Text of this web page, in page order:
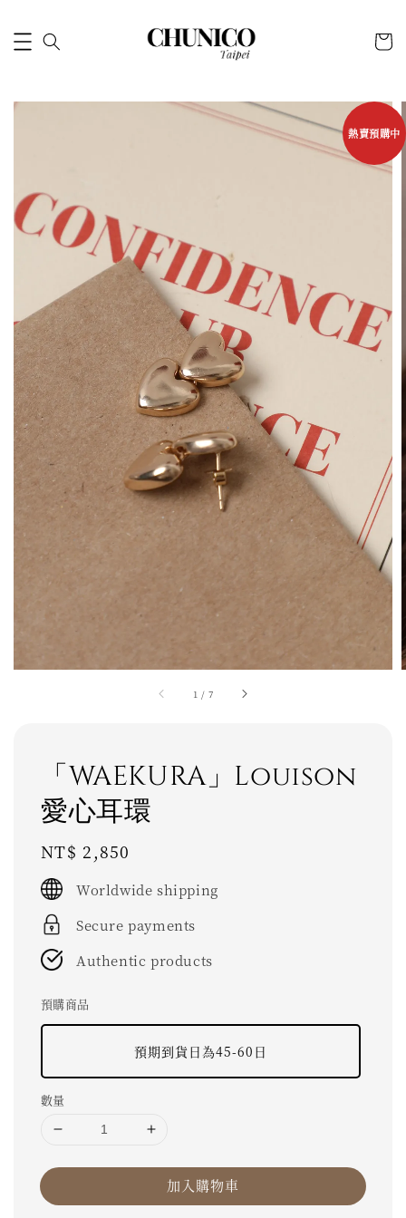
1 / 7
熱賣預購中
「WAEKURA」Louison
愛心耳環
Regular
price
NT$ 2,850
Worldwide shipping
Secure payments
Authentic products
預購商品
預期到貨日為45-60日
數量
加入購物車